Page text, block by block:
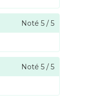
Noté 5 / 5
Noté 5 / 5